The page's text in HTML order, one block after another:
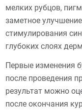
мелких рубцов,
заметное
стимулирования
глубоких слоях
Первые изменения
после проведения
результат можно
после окончания